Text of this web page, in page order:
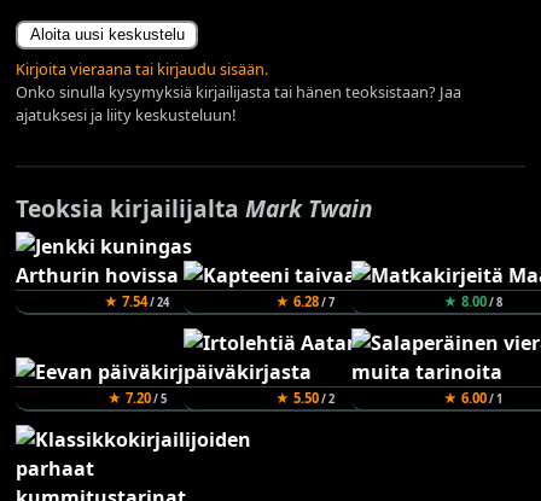
Aloita uusi keskustelu
Kirjoita vieraana tai kirjaudu sisään.
Onko sinulla kysymyksiä kirjailijasta tai hänen teoksistaan? Jaa
ajatuksesi ja liity keskusteluun!
Teoksia kirjailijaltaMark Twain
★ 7.54/ 24 ★ 6.28/ 7 ★ 8.00/ 8
★ 7.20/ 5 ★ 5.50/ 2 ★ 6.00/ 1